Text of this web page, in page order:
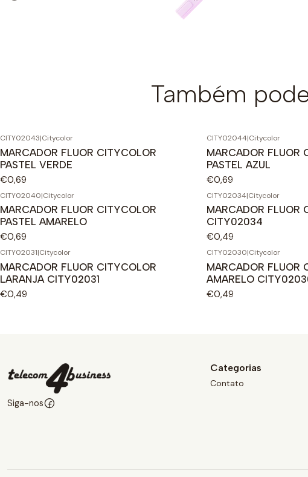
Também
CITY02043|Citycolor
MARCADOR FLUOR CITYCOLOR
PASTEL VERDE
€0,69
CITY02044|Citycolor
MARCADOR FLUOR
PASTEL AZUL
€0,69
CITY02040|Citycolor
MARCADOR FLUOR CITYCOLOR
PASTEL AMARELO
€0,69
CITY02034|Citycolor
MARCADOR FLUOR
CITY02034
€0,49
CITY02031|Citycolor
MARCADOR FLUOR CITYCOLOR
LARANJA CITY02031
€0,49
CITY02030|Citycolor
MARCADOR FLUOR
AMARELO
€0,49
Siga-nos
Categorias
Contato